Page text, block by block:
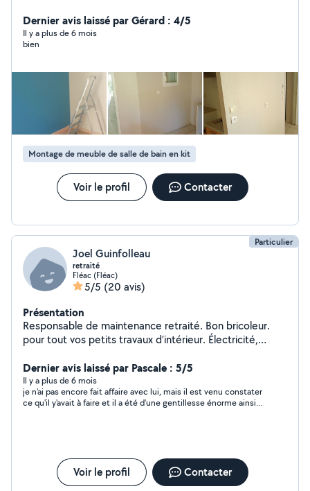
Dernier avis laissé par Gérard : 4/5
Il y a plus de 6 mois
bien
Montage de meuble de salle de bain en kit
Voir le profil Contacter
Particulier
Joel Guinfolleau
retraité
Fléac (Fléac)
5/5 (20 avis)
Présentation
Responsable de maintenance retraité. Bon bricoleur.
pour tout vos petits travaux d’intérieur. Électricité,
soigné. Accepte les CESU
Dernier avis laissé par Pascale : 5/5
Il y a plus de 6 mois
je n'ai pas encore fait affaire avec lui, mais il est venu constater
ce qu'il y'avait à faire et il a été d'une gentillesse énorme ainsi
Voir le profil Contacter